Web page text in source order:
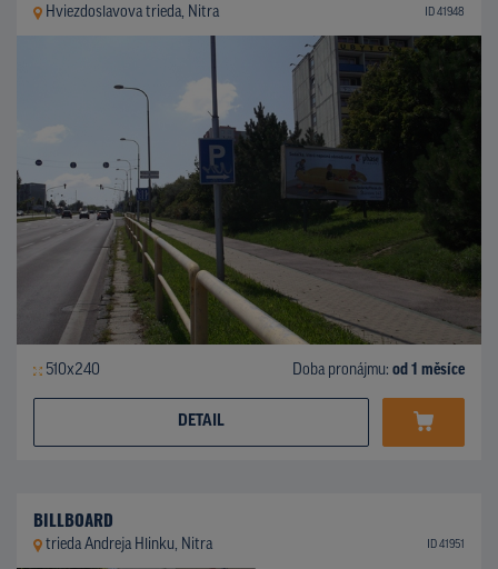
Hviezdoslavova trieda, Nitra ID 41948
510x240 Doba pronájmu: od 1 měsíce
DETAIL
BILLBOARD
trieda Andreja Hlinku, Nitra ID 41951